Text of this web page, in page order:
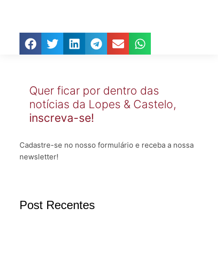
Quer ficar por dentro das
notícias da Lopes & Castelo,
inscreva-se!
Cadastre-se no nosso formulário e receba a nossa
newsletter!
Post Recentes